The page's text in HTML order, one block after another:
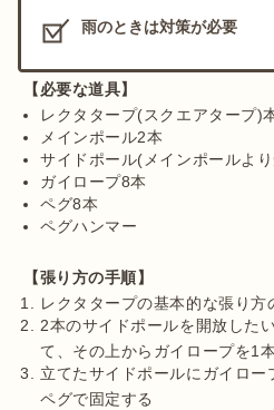
雨のときは対策が必要
【必要な道具】
レクタタープ(スクエアタープ)
メインポール2本
サイドポール(メインポールよ
ガイロープ8本
ペグ8本
ペグハンマー
【張り方の手順】
レクタタープの基本的な張り方
2本のサイドポールを開放した
て、その上からガイロープを1
立てたサイドポールにガイロー
ペグで固定する